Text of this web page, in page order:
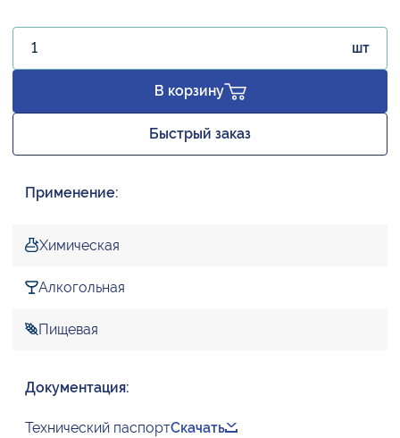
шт
В корзину
Быстрый заказ
Применение:
Химическая
Алкогольная
Пищевая
Документация:
Технический паспортСкачать